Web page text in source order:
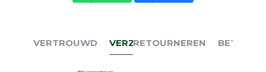
VERTROUWD VERZENDEN
RETOURNEREN BETALEN